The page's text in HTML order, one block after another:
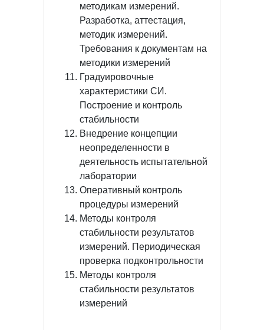
методикам измерений.
Разработка, аттестация,
методик измерений.
Требования к документам на
методики измерений
Градуировочные
характеристики СИ.
Построение и контроль
стабильности
Внедрение концепции
неопределенности в
деятельность испытательной
лаборатории
Оперативный контроль
процедуры измерений
Методы контроля
стабильности результатов
измерений. Периодическая
проверка подконтрольности
Методы контроля
стабильности результатов
измерений